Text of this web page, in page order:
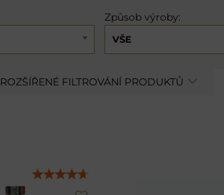
Způsob výroby:
VŠE
ROZŠÍŘENÉ FILTROVÁNÍ PRODUKTŮ